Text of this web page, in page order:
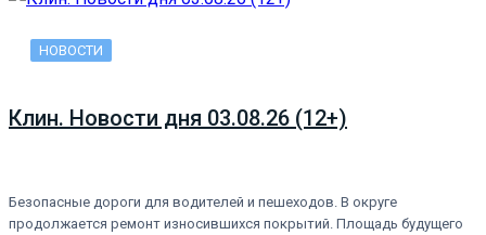
НОВОСТИ
Клин. Новости дня 03.08.26 (12+)
Безопасные дороги для водителей и пешеходов. В округе
продолжается ремонт износившихся покрытий. Площадь будущего